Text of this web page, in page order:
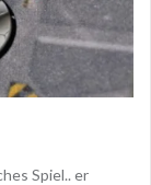
Spiel.. er